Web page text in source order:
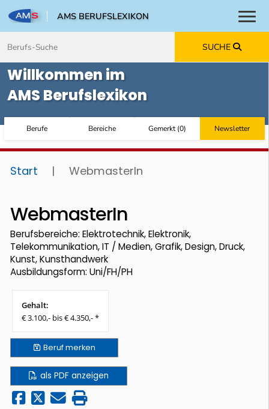
AMS BERUFSLEXIKON
SUCHE
Willkommen im
AMS Berufslexikon
Berufe Bereiche Gemerkt(0) Newsletter
Start | WebmasterIn
WebmasterIn
Berufsbereiche: Elektrotechnik, Elektronik,
Telekommunikation, IT / Medien, Grafik, Design, Druck,
Kunst, Kunsthandwerk
Ausbildungsform: Uni/FH/PH
Gehalt:
€ 3.100,- bis € 4.350,- *
Berufmerken
als PDF anzeigen